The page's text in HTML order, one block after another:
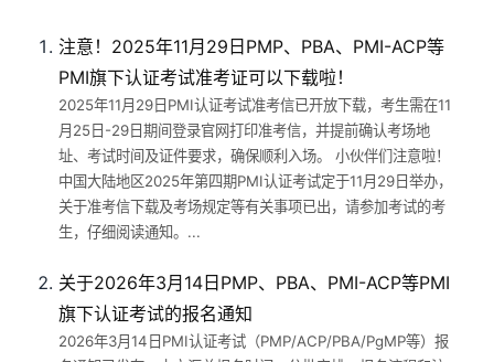
注意！2025年11月29日PMP、PBA、PMI-ACP等
PMI旗下认证考试准考证可以下载啦！
2025年11月29日PMI认证考试准考信已开放下载，考生需在11
月25日-29日期间登录官网打印准考信，并提前确认考场地
址、考试时间及证件要求，确保顺利入场。 小伙伴们注意啦！
中国大陆地区2025年第四期PMI认证考试定于11月29日举办，
关于准考信下载及考场规定等有关事项已出，请参加考试的考
生，仔细阅读通知。...
关于2026年3月14日PMP、PBA、PMI-ACP等PMI
旗下认证考试的报名通知
2026年3月14日PMI认证考试（PMP/ACP/PBA/PgMP等）报